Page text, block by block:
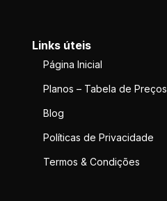
Links úteis
Página Inicial
Planos – Tabela de Preços
Blog
Políticas de Privacidade
Termos & Condições